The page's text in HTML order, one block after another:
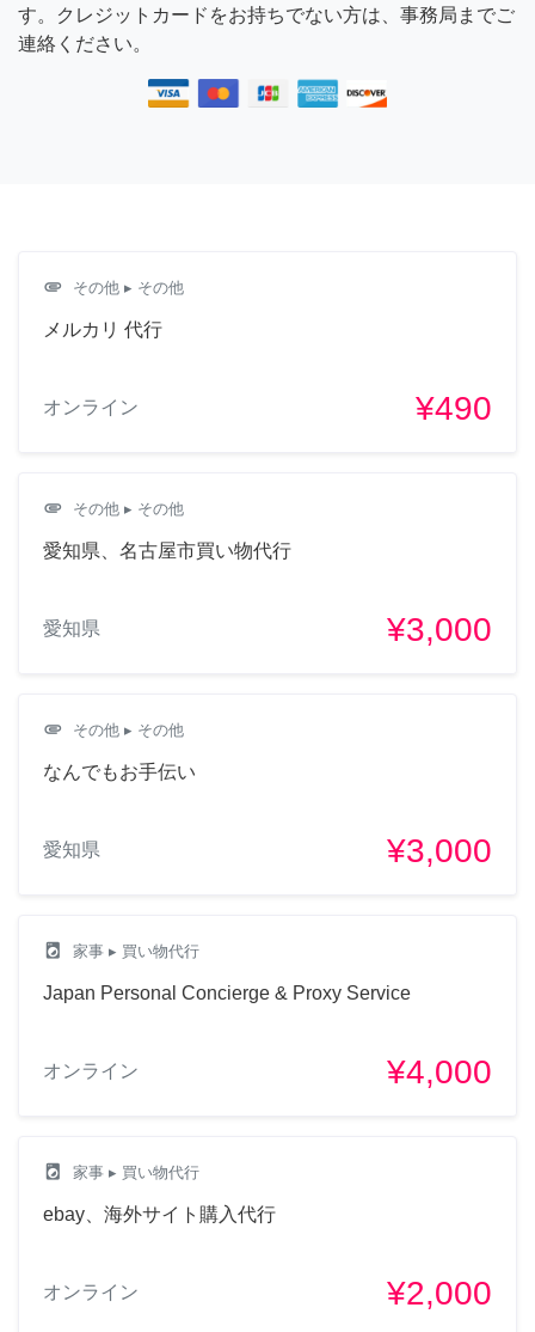
す。クレジットカードをお持ちでない方は、事務局までご
連絡ください。
attachment その他 ▸ その他
メルカリ 代行
オンライン ¥490
attachment その他 ▸ その他
愛知県、名古屋市買い物代行
愛知県 ¥3,000
attachment その他 ▸ その他
なんでもお手伝い
愛知県 ¥3,000
local_laundry_service 家事 ▸ 買い物代行
Japan Personal Concierge & Proxy Service
オンライン ¥4,000
local_laundry_service 家事 ▸ 買い物代行
ebay、海外サイト購入代行
オンライン ¥2,000